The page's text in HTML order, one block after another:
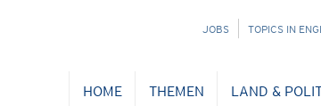
NAVIGATION
JOBS TOPICS IN
HOME THEMEN LAND &